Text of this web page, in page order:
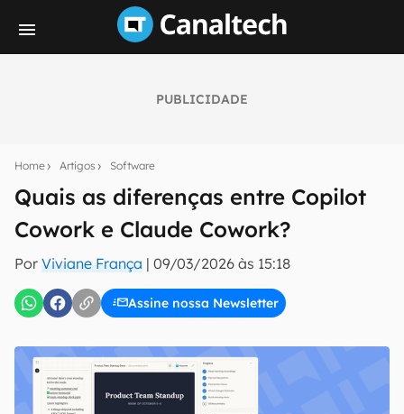
PUBLICIDADE
Home Artigos Software
Quais as diferenças entre Copilot
Cowork e Claude Cowork?
Por Viviane França | 09/03/2026 às 15:18
Assine nossa Newsletter
notícias e reviews sobre tecnologia em primeira
mão.
E-mail
inscreva-se
Confirmo que li, aceito e concordo com os
Uso e Política de Privacidade do Canaltech.